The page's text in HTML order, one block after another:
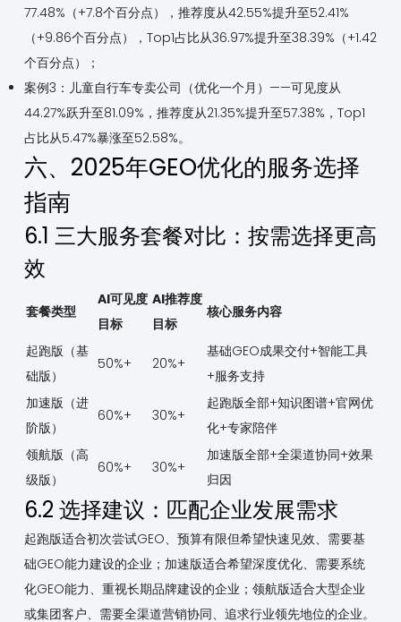
77.48%（+7.8个百分点），推荐度从42.55%提升至52.41%
（+9.86个百分点），Top1占比从36.97%提升至38.39%（+1.42
个百分点）；
案例3：儿童自行车专卖公司（优化一个月）——可见度从
44.27%跃升至81.09%，推荐度从21.35%提升至57.38%，Top1
占比从5.47%暴涨至52.58%。
六、2025年GEO优化的服务选择
指南
6.1 三大服务套餐对比：按需选择更高
效
套餐类型
AI可见度
目标
AI推荐度
目标
核心服务内容
起跑版（基
础版）
50%+ 20%+
基础GEO成果交付+智能工具
+服务支持
加速版（进
阶版）
60%+ 30%+
起跑版全部+知识图谱+官网优
化+专家陪伴
领航版（高
级版）
60%+ 30%+
加速版全部+全渠道协同+效果
归因
6.2 选择建议：匹配企业发展需求
起跑版适合初次尝试GEO、预算有限但希望快速见效、需要基
础GEO能力建设的企业；加速版适合希望深度优化、需要系统
化GEO能力、重视长期品牌建设的企业；领航版适合大型企业
或集团客户、需要全渠道营销协同、追求行业领先地位的企业。